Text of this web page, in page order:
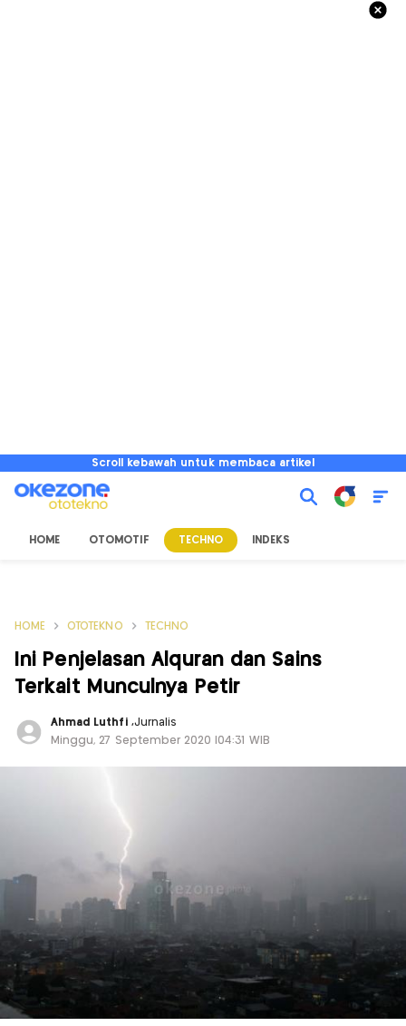
Scroll kebawah untuk membaca artikel
HOME OTOMOTIF TECHNO INDEKS
HOME OTOTEKNO TECHNO
Ini Penjelasan Alquran dan Sains
Terkait Munculnya Petir
Ahmad Luthfi ,Jurnalis
Minggu, 27 September 2020 |04:31 WIB